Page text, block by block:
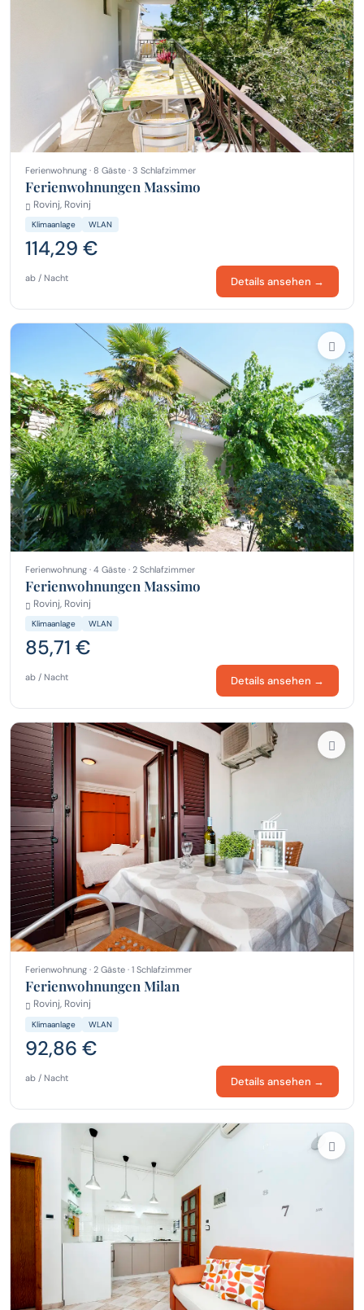
Ferienwohnung · 8 Gäste · 3 Schlafzimmer
Ferienwohnungen Massimo
Rovinj, Rovinj
Klimaanlage WLAN
114,29 €
ab / Nacht Details ansehen →
Ferienwohnung · 4 Gäste · 2 Schlafzimmer
Ferienwohnungen Massimo
Rovinj, Rovinj
Klimaanlage WLAN
85,71 €
ab / Nacht Details ansehen →
Ferienwohnung · 2 Gäste · 1 Schlafzimmer
Ferienwohnungen Milan
Rovinj, Rovinj
Klimaanlage WLAN
92,86 €
ab / Nacht Details ansehen →